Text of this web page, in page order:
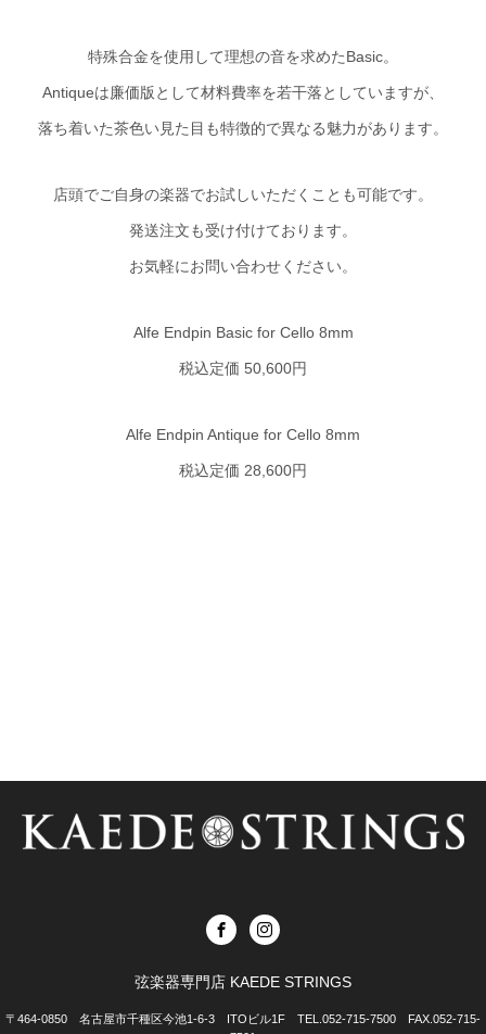
特殊合金を使用して理想の音を求めたBasic。
Antiqueは廉価版として材料費率を若干落としていますが、
落ち着いた茶色い見た目も特徴的で異なる魅力があります。
店頭でご自身の楽器でお試しいただくことも可能です。
発送注文も受け付けております。
お気軽にお問い合わせください。
Alfe Endpin Basic for Cello 8mm
税込定価 50,600円
Alfe Endpin Antique for Cello 8mm
税込定価 28,600円
弦楽器専門店 KAEDE STRINGS
〒464-0850 名古屋市千種区今池1-6-3 ITOビル1F TEL.052-715-7500 FAX.052-715-